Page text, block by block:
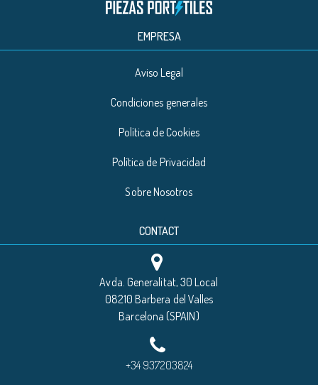
EMPRESA
Aviso Legal
Condiciones generales
Política de Cookies
Política de Privacidad
Sobre Nosotros
CONTACT
Avda. Generalitat, 30 Local
08210 Barbera del Valles
Barcelona (SPAIN)
+34 937203824